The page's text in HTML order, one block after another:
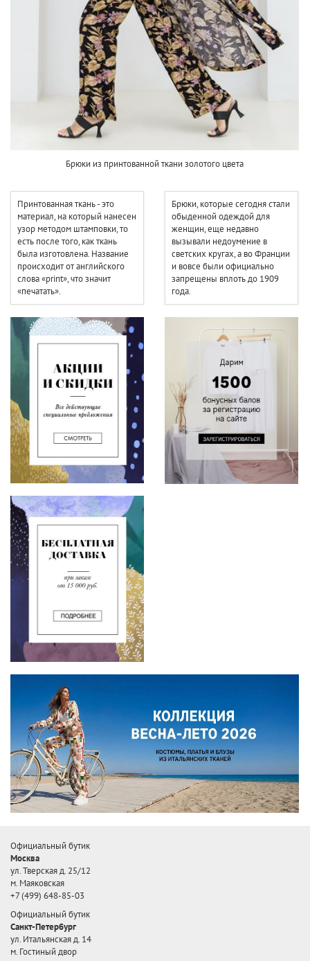
Брюки из принтованной ткани золотого цвета
Принтованная ткань - это
материал, на который нанесен
узор методом штамповки, то
есть после того, как ткань
была изготовлена. Название
происходит от английского
слова «print», что значит
«печатать».
Брюки, которые сегодня стали
обыденной одеждой для
женщин, еще недавно
вызывали недоумение в
светских кругах, а во Франции
и вовсе были официально
запрещены вплоть до 1909
года.
Официальный бутик
Москва
ул. Тверская д. 25/12
м. Маяковская
+7 (499) 648-85-03
Официальный бутик
Санкт-Петербург
ул. Итальянская д. 14
м. Гостиный двор